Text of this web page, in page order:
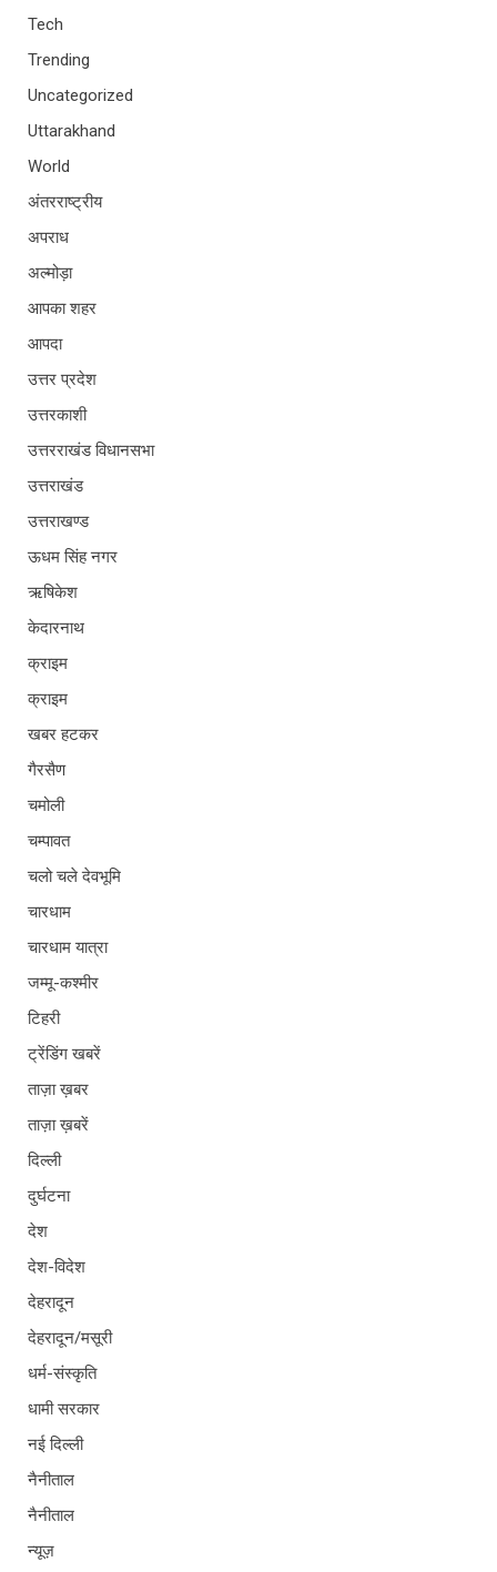
Tech
Trending
Uncategorized
Uttarakhand
World
अंतरराष्ट्रीय
अपराध
अल्मोड़ा
आपका शहर
आपदा
उत्तर प्रदेश
उत्तरकाशी
उत्तरराखंड विधानसभा
उत्तराखंड
उत्तराखण्ड
ऊधम सिंह नगर
ऋषिकेश
केदारनाथ
क्राइम
क्राइम
खबर हटकर
गैरसैण
चमोली
चम्पावत
चलो चले देवभूमि
चारधाम
चारधाम यात्रा
जम्मू-कश्मीर
टिहरी
ट्रेंडिंग खबरें
ताज़ा ख़बर
ताज़ा ख़बरें
दिल्ली
दुर्घटना
देश
देश-विदेश
देहरादून
देहरादून/मसूरी
धर्म-संस्कृति
धामी सरकार
नई दिल्ली
नैनीताल
नैनीताल
न्यूज़